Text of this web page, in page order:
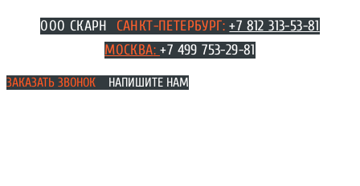
Перейти
ООО СКАРН САНКТ-ПЕТЕРБУРГ:+7 812 313-53-81
МОСКВА:+7 499 753-29-81
ЗАКАЗАТЬ ЗВОНОК НАПИШИТЕ НАМ